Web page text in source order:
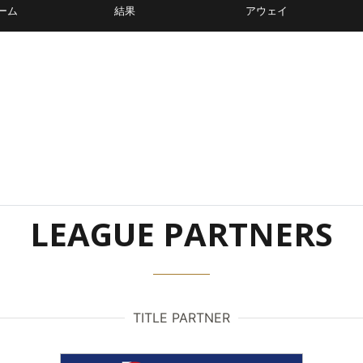
ム 結果 アウェイ
LEAGUE PARTNERS
TITLE PARTNER